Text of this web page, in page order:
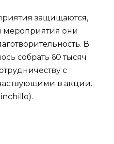
защищаются,
мероприятия они
В
собрать 60 тысяч
с
в акции.